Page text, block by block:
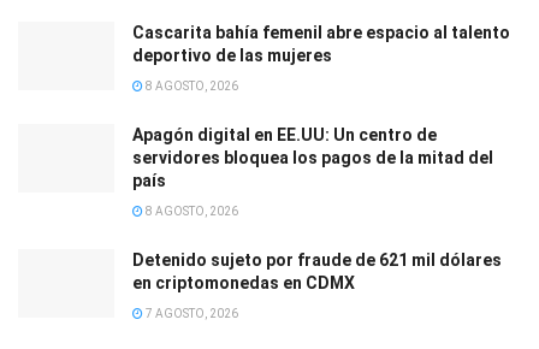
Cascarita bahía femenil abre espacio al talento
deportivo de las mujeres
8 AGOSTO, 2026
Apagón digital en EE.UU: Un centro de
servidores bloquea los pagos de la mitad del
país
8 AGOSTO, 2026
Detenido sujeto por fraude de 621 mil dólares
en criptomonedas en CDMX
7 AGOSTO, 2026